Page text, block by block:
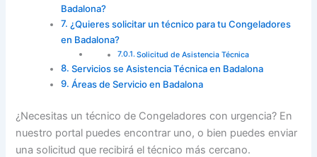
Badalona?
¿Quieres solicitar un técnico para tu Congeladores
en Badalona?
Solicitud de Asistencia Técnica
Servicios se Asistencia Técnica en Badalona
Áreas de Servicio en Badalona
¿Necesitas un técnico de Congeladores con urgencia? En
nuestro portal puedes encontrar uno, o bien puedes enviar
una solicitud que recibirá el técnico más cercano.